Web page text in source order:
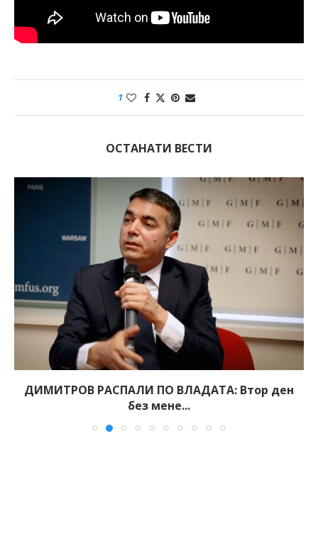
1
ОСТАНАТИ ВЕСТИ
ДИМИТРОВ РАСПАЛИ ПО ВЛАДАТА: Втор ден
без мене...